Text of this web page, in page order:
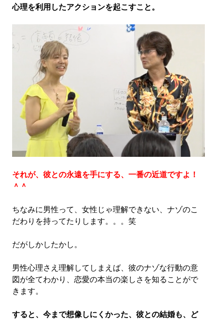
心理を利用したアクションを起こすこと。
それが、彼との永遠を手にする、一番の近道ですよ！
＾＾
ちなみに男性って、女性じゃ理解できない、ナゾのこ
だわりを持ってたりします。。。笑
だがしかしたかし。
男性心理さえ理解してしまえば、彼のナゾな行動の意
図が全てわかり、恋愛の本当の楽しさを知ることがで
きます。
すると、今まで想像しにくかった、彼との結婚も、ど